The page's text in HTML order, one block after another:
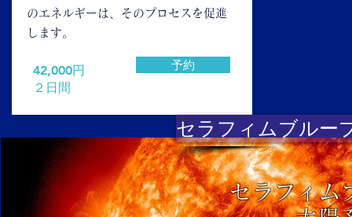
のエネルギーは、そのプロセスを促進
します。
​42,000円
２日間
予約
セラフィム
セラフィムブルー